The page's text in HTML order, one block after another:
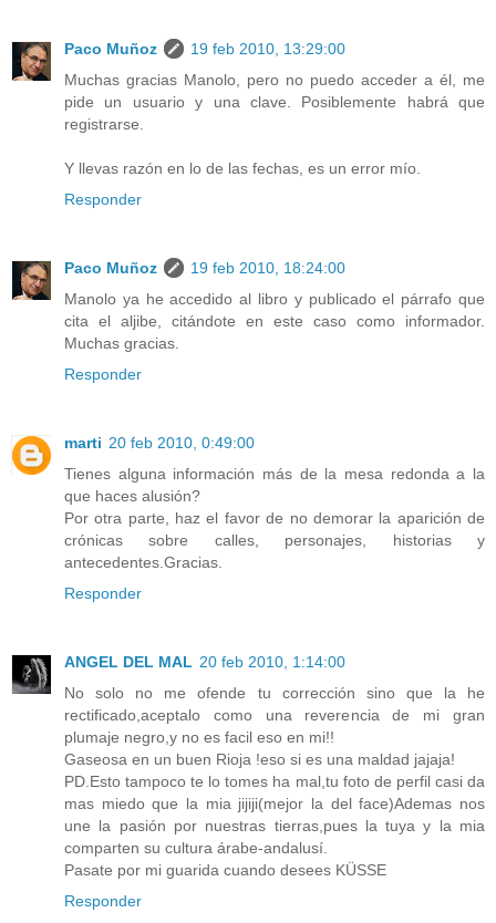
Paco Muñoz
19 feb 2010, 13:29:00
Muchas gracias Manolo, pero no puedo acceder a él, me
pide un usuario y una clave. Posiblemente habrá que
registrarse.
Y llevas razón en lo de las fechas, es un error mío.
Responder
Paco Muñoz
19 feb 2010, 18:24:00
Manolo ya he accedido al libro y publicado el párrafo que
cita el aljibe, citándote en este caso como informador.
Muchas gracias.
Responder
marti 20 feb 2010, 0:49:00
Tienes alguna información más de la mesa redonda a la
que haces alusión?
Por otra parte, haz el favor de no demorar la aparición de
crónicas sobre calles, personajes, historias y
antecedentes.Gracias.
Responder
ANGEL DEL MAL 20 feb 2010, 1:14:00
No solo no me ofende tu corrección sino que la he
rectificado,aceptalo como una reverencia de mi gran
plumaje negro,y no es facil eso en mi!!
Gaseosa en un buen Rioja !eso si es una maldad jajaja!
PD.Esto tampoco te lo tomes ha mal,tu foto de perfil casi da
mas miedo que la mia jijiji(mejor la del face)Ademas nos
une la pasión por nuestras tierras,pues la tuya y la mia
comparten su cultura árabe-andalusí.
Pasate por mi guarida cuando desees KÜSSE
Responder